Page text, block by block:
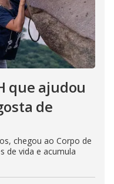
que ajudou
de
chegou ao Corpo de
de vida e acumula